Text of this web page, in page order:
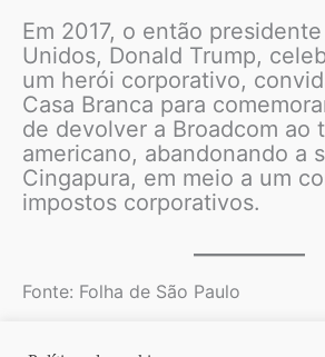
Em 2017, o então
Unidos, Donald Trump,
um herói corporativo,
Casa Branca para
de devolver a Broadcom ao
americano, abandonando a
Cingapura, em meio a um
impostos corporativos.
Fonte: Folha de São Paulo